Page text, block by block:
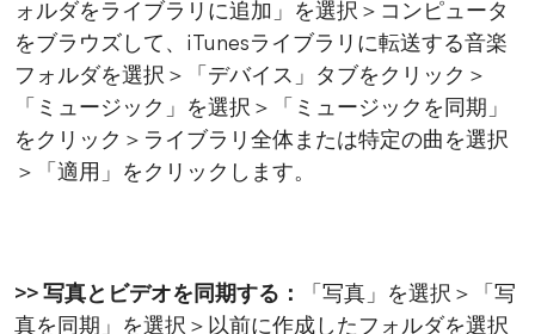
ォルダをライブラリに追加」を選択＞コンピュータ
をブラウズして、iTunesライブラリに転送する音楽
フォルダを選択＞「デバイス」タブをクリック＞
「ミュージック」を選択＞「ミュージックを同期」
をクリック＞ライブラリ全体または特定の曲を選択
＞「適用」をクリックします。
>> 写真とビデオを同期する：
「写真」を選択＞「写
真を同期」を選択＞以前に作成したフォルダを選択